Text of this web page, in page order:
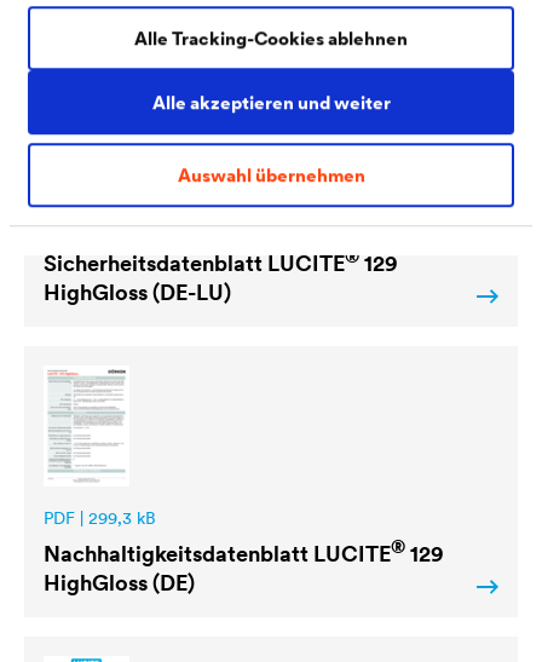
Alle akzeptieren und weiter
Auswahl übernehmen
Alle Tracking-Cookies ablehnen
PDF | 155 kB
Sicherheitsdatenblatt LUCITE® 129
HighGloss (DE-LU)
PDF | 299,3 kB
Nachhaltigkeitsdatenblatt LUCITE® 129
HighGloss (DE)